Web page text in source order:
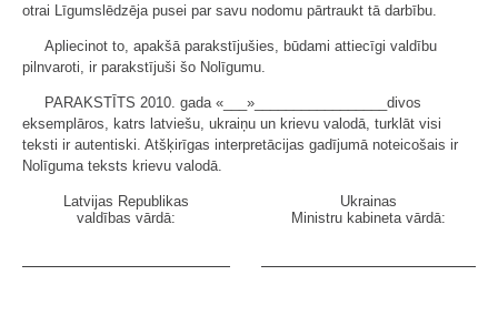
otrai Līgumslēdzēja pusei par savu nodomu pārtraukt tā darbību.
Apliecinot to, apakšā parakstījušies, būdami attiecīgi valdību
pilnvaroti, ir parakstījuši šo Nolīgumu.
PARAKSTĪTS 2010. gada «___»_________________divos
eksemplāros, katrs latviešu, ukraiņu un krievu valodā, turklāt visi
teksti ir autentiski. Atšķirīgas interpretācijas gadījumā noteicošais ir
Nolīguma teksts krievu valodā.
Latvijas Republikas
valdības vārdā:
Ukrainas
Ministru kabineta vārdā: